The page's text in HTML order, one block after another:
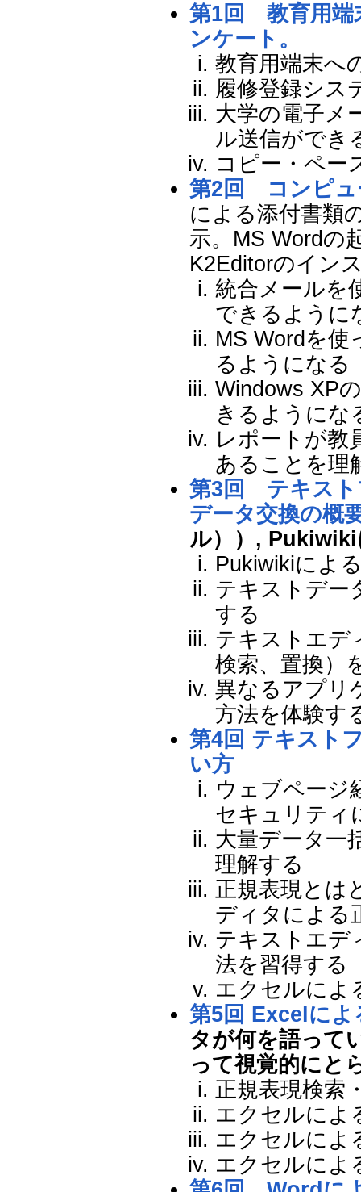
第1回 教育用端
ンケート。
教育用端末へ
履修登録シス
大学の電子メ
ル送信ができ
コピー・ペー
第2回 コンピュ
による添付書類
示。MS Wordの
K2Editorのイン
統合メールを
できるように
MS Wordを使
るようになる
Windows XP
きるようにな
レポートが教
あることを理
第3回 テキスト
データ交換の概
ル））, Pukiwiki
Pukiwikiによ
テキストデー
する
テキストエデ
検索、置換）
異なるアプリ
方法を体験す
第4回 テキスト
い方
ウェブページ
セキュリティ
大量データ一
理解する
正規表現とは
ディタによる
テキストエデ
法を習得する
エクセルによ
第5回 Excelによ
タが何を語って
って視覚的にと
正規表現検索
エクセルによ
エクセルによ
エクセルによ